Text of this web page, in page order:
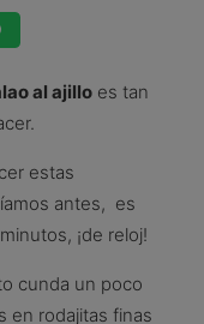
al ajilloes tan
estas
antes, es
¡de reloj!
cunda un poco
en rodajitas finas